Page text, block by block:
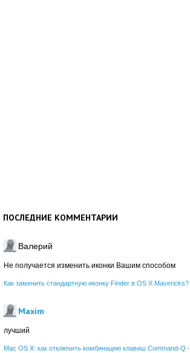
ПОСЛЕДНИЕ КОММЕНТАРИИ
Валерий
Не получается изменить иконки Вашим способом
Как заменить стандартную иконку Finder в OS X Mavericks?
Maxim
лучший
Mac OS X: как отключить комбинацию клавиш Command-Q ·